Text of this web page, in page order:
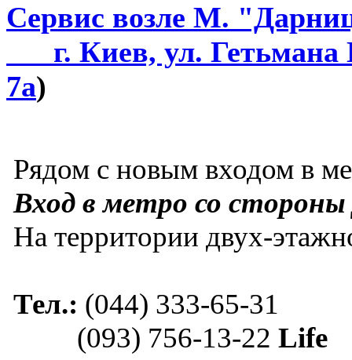
Сервис возле М.
г. Киев, ул. Гетьмана
7а)
Рядом с новым входом в
Вход в метро со
На территории двух-
Тел.: (044) 333-65-31
(093) 756-13-22 Life